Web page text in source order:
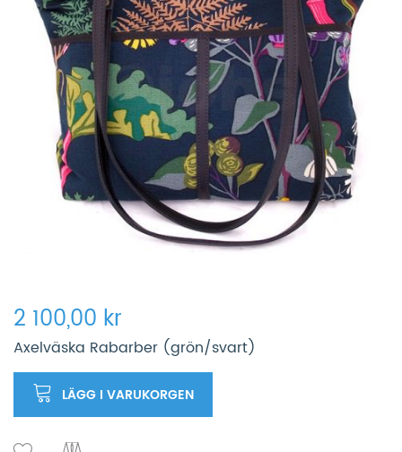
2 100,00 kr
Axelväska Rabarber (grön/svart)
LÄGG I VARUKORGEN